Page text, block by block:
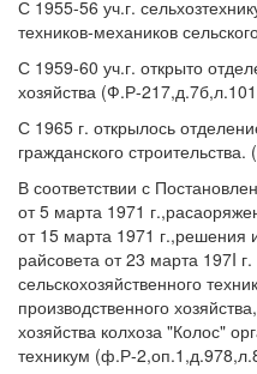
С 1955-56 уч.г.
техников-механиков
С 1959-60 уч.г. открыто
хозяйства (Ф.Р-
С 1965 г. открылось
гражданского
В соответствии с
от 5 марта 1971
от 15 марта 1971 г.,решения
райсовета от 23 марта 197I г.
сельскохозяйственного
производственного
хозяйства колхоза "Колос"
техникум (ф.Р-